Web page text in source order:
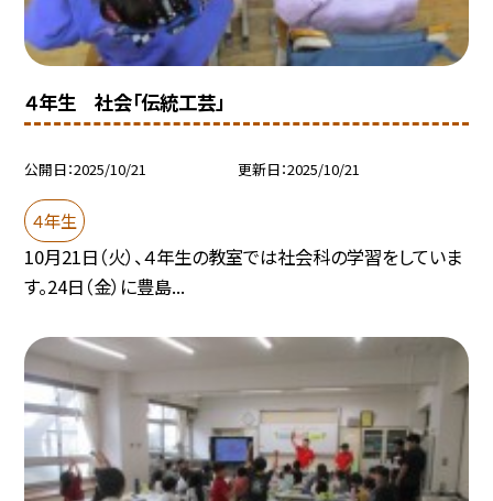
４年生 社会「伝統工芸」
公開日 2025/10/21 更新日 2025/10/21
４年生
10月21日（火）、４年生の教室では社会科の学習をしていま
す。24日（金）に豊島...